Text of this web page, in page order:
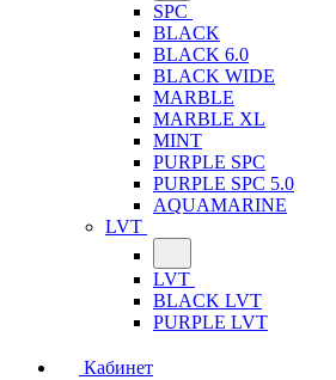
SPC
BLACK
BLACK 6.0
BLACK WIDE
MARBLE
MARBLE XL
MINT
PURPLE SPC
PURPLE SPC 5.0
AQUAMARINE
LVT
LVT
BLACK LVT
PURPLE LVT
Кабинет